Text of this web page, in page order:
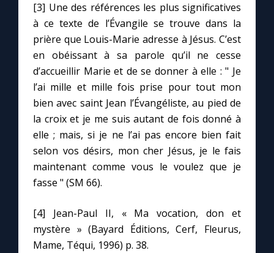
[3] Une des références les plus significatives
à ce texte de l’Évangile se trouve dans la
prière que Louis-Marie adresse à Jésus. C’est
en obéissant à sa parole qu’il ne cesse
d’accueillir Marie et de se donner à elle : " Je
l’ai mille et mille fois prise pour tout mon
bien avec saint Jean l’Évangéliste, au pied de
la croix et je me suis autant de fois donné à
elle ; mais, si je ne l’ai pas encore bien fait
selon vos désirs, mon cher Jésus, je le fais
maintenant comme vous le voulez que je
fasse " (SM 66).
[4] Jean-Paul II, « Ma vocation, don et
mystère » (Bayard Éditions, Cerf, Fleurus,
Mame, Téqui, 1996) p. 38.